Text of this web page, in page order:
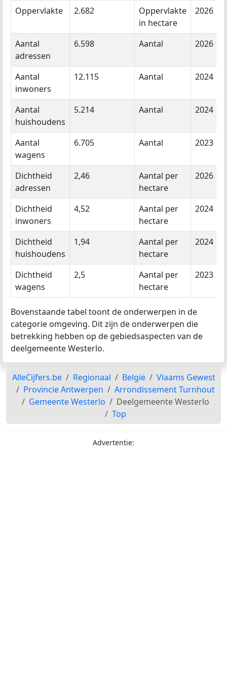
Oppervlakte 2.682
Oppervlakte
in hectare
2026
Aantal
adressen
6.598 Aantal 2026
Aantal
inwoners
12.115 Aantal 2024
Aantal
huishoudens
5.214 Aantal 2024
Aantal
wagens
6.705 Aantal 2023
Dichtheid
adressen
2,46
Aantal per
hectare
2026
Dichtheid
inwoners
4,52
Aantal per
hectare
2024
Dichtheid
huishoudens
1,94
Aantal per
hectare
2024
Dichtheid
wagens
2,5
Aantal per
hectare
2023
Bovenstaande tabel toont de onderwerpen in de
categorie omgeving. Dit zijn de onderwerpen die
betrekking hebben op de gebiedsaspecten van de
deelgemeente Westerlo.
AlleCijfers.be Regionaal België
Vlaams Gewest
Provincie Antwerpen
Arrondissement Turnhout
Gemeente Westerlo
Deelgemeente Westerlo
Top
Advertentie: